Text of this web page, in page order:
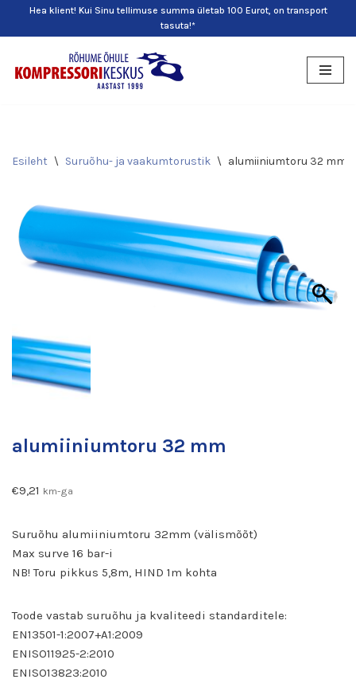
content
Hea klient! Kui Sinu tellimuse summa ületab 100 Eurot, on transport
tasuta!*
Esileht \ Suruõhu- ja vaakumtorustik \ alumiiniumtoru 32 mm
alumiiniumtoru 32 mm
€9,21 km-ga
Suruõhu alumiiniumtoru 32mm (välismõõt)
Max surve 16 bar-i
NB! Toru pikkus 5,8m, HIND 1m kohta
Toode vastab suruõhu ja kvaliteedi standarditele:
EN13501-1:2007+A1:2009
ENISO11925-2:2010
ENISO13823:2010